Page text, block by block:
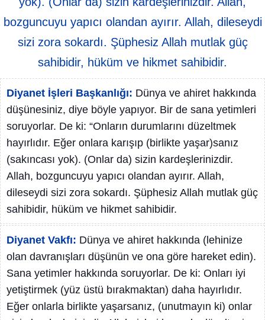
bozguncuyu yapıcı olandan ayırır. Allah, dileseydi
sizi zora sokardı. Şüphesiz Allah mutlak güç
sahibidir, hüküm ve hikmet sahibidir.
Diyanet İşleri Başkanlığı: Dünya ve ahiret hakkında
düşünesiniz, diye böyle yapıyor. Bir de sana yetimleri
soruyorlar. De ki: “Onların durumlarını düzeltmek
hayırlıdır. Eğer onlara karışıp (birlikte yaşar)sanız
(sakıncası yok). (Onlar da) sizin kardeşlerinizdir.
Allah, bozguncuyu yapıcı olandan ayırır. Allah,
dileseydi sizi zora sokardı. Şüphesiz Allah mutlak güç
sahibidir, hüküm ve hikmet sahibidir.
Diyanet Vakfı: Dünya ve ahiret hakkında (lehinize
olan davranışları düşünün ve ona göre hareket edin).
Sana yetimler hakkında soruyorlar. De ki: Onları iyi
yetiştirmek (yüz üstü bırakmaktan) daha hayırlıdır.
Eğer onlarla birlikte yaşarsanız, (unutmayın ki) onlar